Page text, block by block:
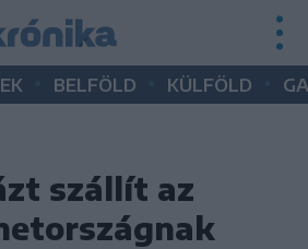
BELFÖLD KÜLFÖLD
szállít az